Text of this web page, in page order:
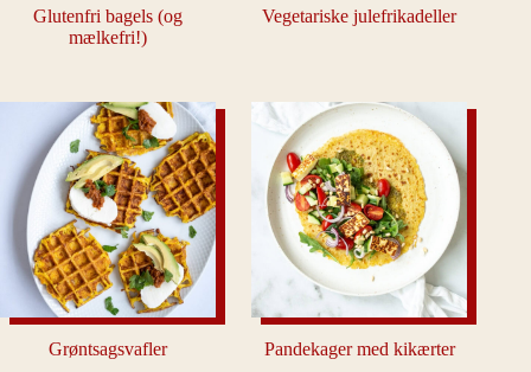
Glutenfri bagels (og
mælkefri!)
Vegetariske julefrikadeller
Grøntsagsvafler Pandekager med kikærter